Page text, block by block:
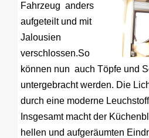
Fahrzeug anders
aufgeteilt und mit
Jalousien
verschlossen.So
können nun auch Töpfe und
untergebracht werden. Die
durch eine moderne
Insgesamt macht der
hellen und aufgeräumten